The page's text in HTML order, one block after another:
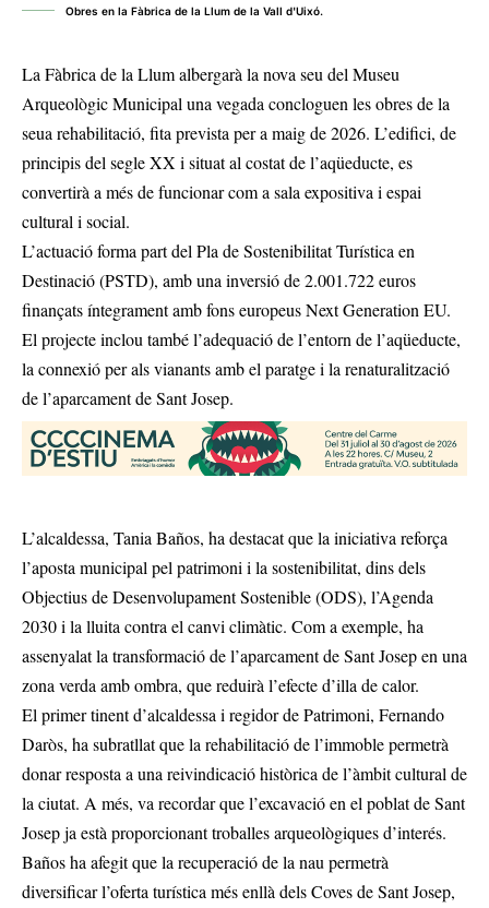
Obres en la Fàbrica de la Llum de la Vall d'Uixó.
La Fàbrica de la Llum albergarà la nova seu del Museu
Arqueològic Municipal una vegada concloguen les obres de la
seua rehabilitació, fita prevista per a maig de 2026. L’edifici, de
principis del segle XX i situat al costat de l’aqüeducte, es
convertirà a més de funcionar com a sala expositiva i espai
cultural i social.
L’actuació forma part del Pla de Sostenibilitat Turística en
Destinació (PSTD), amb una inversió de 2.001.722 euros
finançats íntegrament amb fons europeus Next Generation EU.
El projecte inclou també l’adequació de l’entorn de l’aqüeducte,
la connexió per als vianants amb el paratge i la renaturalització
de l’aparcament de Sant Josep.
L’alcaldessa, Tania Baños, ha destacat que la iniciativa reforça
l’aposta municipal pel patrimoni i la sostenibilitat, dins dels
Objectius de Desenvolupament Sostenible (ODS), l’Agenda
2030 i la lluita contra el canvi climàtic. Com a exemple, ha
assenyalat la transformació de l’aparcament de Sant Josep en una
zona verda amb ombra, que reduirà l’efecte d’illa de calor.
El primer tinent d’alcaldessa i regidor de Patrimoni, Fernando
Daròs, ha subratllat que la rehabilitació de l’immoble permetrà
donar resposta a una reivindicació històrica de l’àmbit cultural de
la ciutat. A més, va recordar que l’excavació en el poblat de Sant
Josep ja està proporcionant troballes arqueològiques d’interés.
Baños ha afegit que la recuperació de la nau permetrà
diversificar l’oferta turística més enllà dels Coves de Sant Josep,